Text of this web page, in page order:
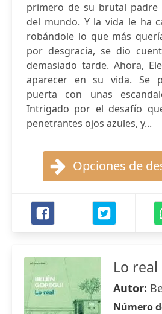
primero de su brutal padre
del mundo. Y la vida le ha
robándole lo que más
por desgracia, se dio
demasiado tarde. Ahora,
aparecer en su vida. Se
puerta con unas
Intrigado por el desafío
penetrantes ojos azules, y...
Opciones de
Lo real
Autor:
Número